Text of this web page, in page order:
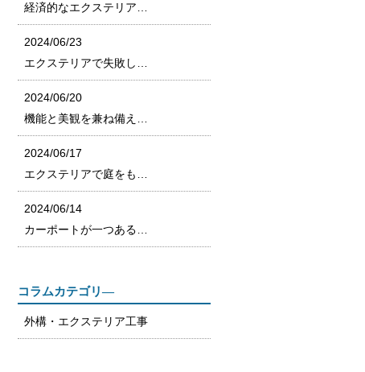
経済的なエクステリア…
2024/06/23
エクステリアで失敗し…
2024/06/20
機能と美観を兼ね備え…
2024/06/17
エクステリアで庭をも…
2024/06/14
カーポートが一つある…
コラムカテゴリ―
外構・エクステリア工事